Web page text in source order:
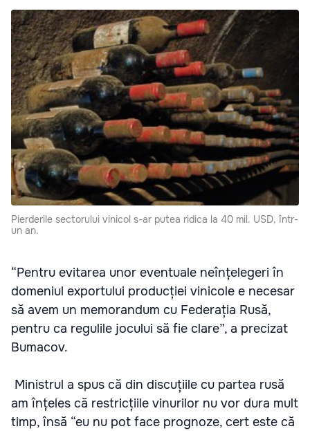
Pierderile sectorului vinicol s-ar putea ridica la 40 mil. USD, într-
un an.
“Pentru evitarea unor eventuale neînțelegeri în
domeniul exportului producției vinicole e necesar
să avem un memorandum cu Federația Rusă,
pentru ca regulile jocului să fie clare”, a precizat
Bumacov.
Ministrul a spus că din discuțiile cu partea rusă
am înțeles că restricțiile vinurilor nu vor dura mult
timp, însă “eu nu pot face prognoze, cert este că